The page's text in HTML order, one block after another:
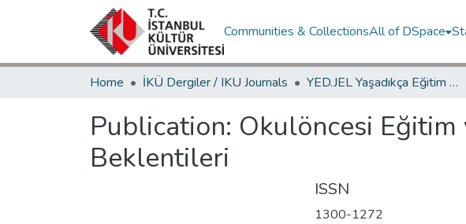
Communities & CollectionsAll of DSpace
Home İKÜ Dergiler / IKU Journals YED.JEL Yaşadıkça Eğitim Dergisi / Journal of Education For Life
Publication: Okulöncesi
Beklentileri
ISSN
1300-1272